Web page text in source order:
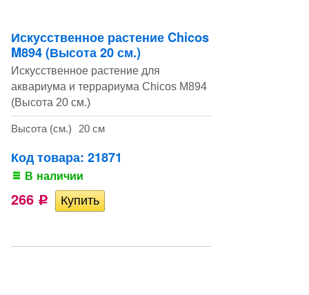
Искусственное растение Chicos
M894 (Высота 20 см.)
Искусственное растение для
аквариума и террариума Chicos M894
(Высота 20 см.)
Высота (см.) 20 см
Код товара: 21871
В наличии
266 Р